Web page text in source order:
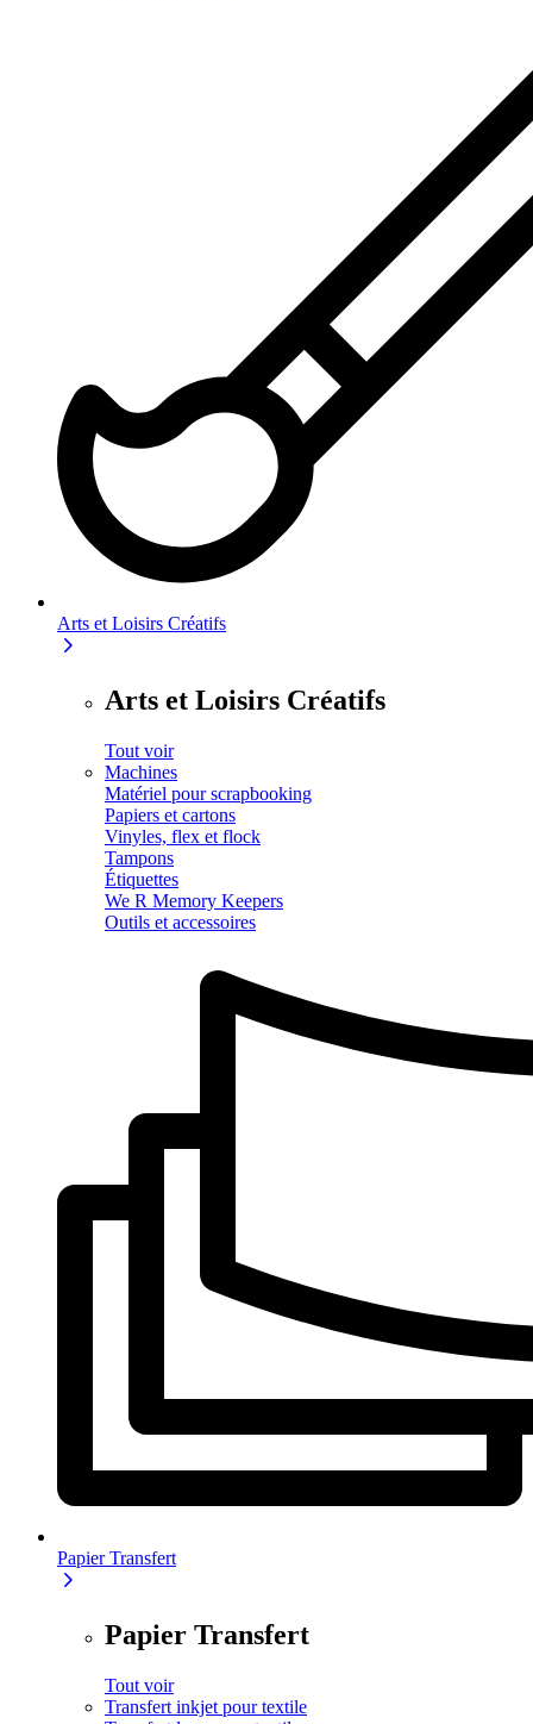
Arts et Loisirs Créatifs
Arts et Loisirs Créatifs
Tout voir
Machines
Matériel pour scrapbooking
Papiers et cartons
Vinyles, flex et flock
Tampons
Étiquettes
We R Memory Keepers
Outils et accessoires
Papier Transfert
Papier Transfert
Tout voir
Transfert inkjet pour textile